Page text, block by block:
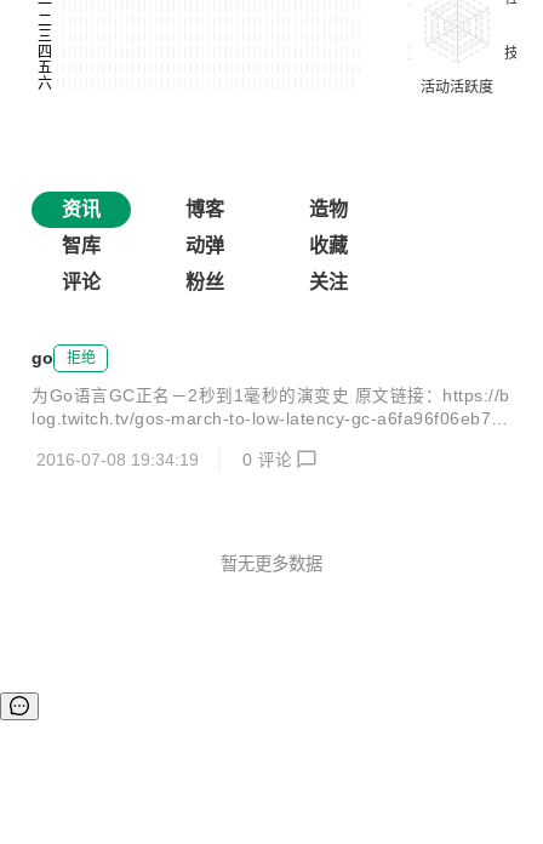
资讯 博客
造物
智库
动弹
收藏
评论
粉丝 关注
go 拒绝
为Go语言GC正名－2秒到1毫秒的演变史 原文链接：https://b
log.twitch.tv/gos-march-to-low-latency-gc-a6fa96f06eb7#.l
在使用Go过程中的GC耗时演变史。 我们是视频直播系统且拥
的提升，然后跟Go的Runtime开发组进行交流后，在1.7版本
2016-07-08 19:34:19 0 评论
暂无更多数据